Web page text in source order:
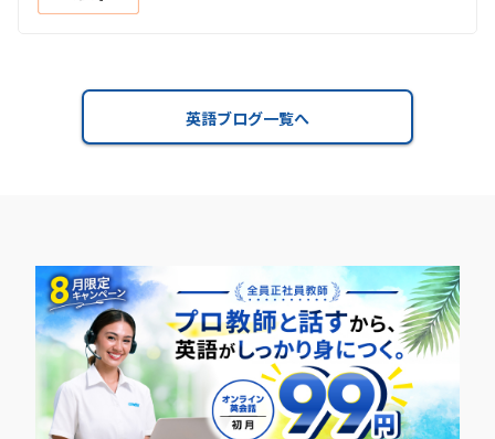
英語ブログ一覧へ